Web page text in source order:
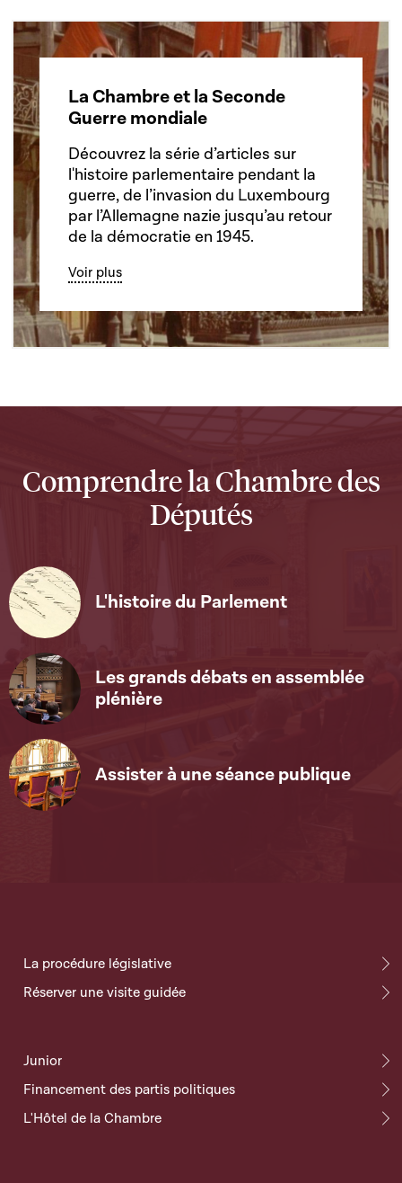
La Chambre et la Seconde
Guerre mondiale
Découvrez la série d’articles sur
l'histoire parlementaire pendant la
guerre, de l’invasion du Luxembourg
par l’Allemagne nazie jusqu’au retour
de la démocratie en 1945.
Voir plus
Comprendre la Chambre des
Députés
L'histoire du Parlement
Les grands débats en assemblée
plénière
Assister à une séance publique
La procédure législative
Réserver une visite guidée
Junior
Financement des partis politiques
L'Hôtel de la Chambre